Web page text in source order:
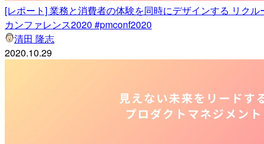
[レポート] 業務と消費者の体験を同時にデザインする リク
カンファレンス2020 #pmconf2020
清田 隆志
2020.10.29